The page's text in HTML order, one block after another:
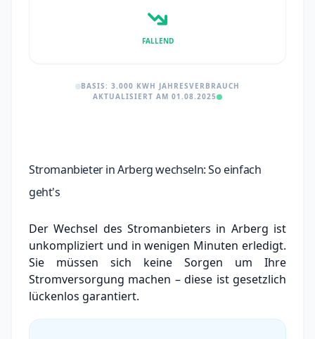
FALLEND
BASIS: 3.000 KWH JAHRESVERBRAUCH
AKTUALISIERT AM 01.08.2025
Stromanbieter in Arberg wechseln: So einfach
geht's
Der Wechsel des Stromanbieters in Arberg ist
unkompliziert und in wenigen Minuten erledigt.
Sie müssen sich keine Sorgen um Ihre
Stromversorgung machen – diese ist gesetzlich
lückenlos garantiert.